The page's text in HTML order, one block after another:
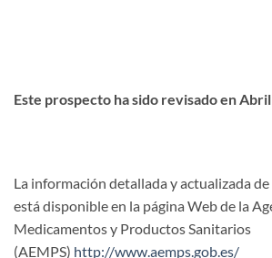
Este prospecto ha sido revisado en
La información detallada y actualizada
está disponible en la página Web de la
Medicamentos y Productos Sanitarios
(AEMPS) http://www.aemps.gob.es/